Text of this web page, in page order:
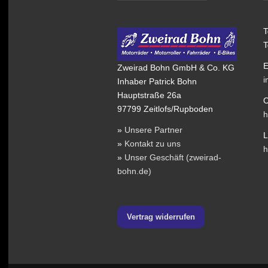
Zweirad Bohn GmbH & Co. KG
Inhaber Patrick Bohn
Hauptstraße 26a
97799 Zeitlofs/Rupboden
» Unsere Partner
» Kontakt zu uns
» Unser Geschäft (zweirad-
bohn.de)
Vertrag widerrufen